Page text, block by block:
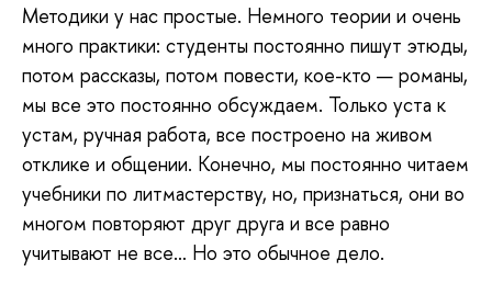
Методики у нас простые. Немного теории и очень
много практики: студенты постоянно пишут этюды,
потом рассказы, потом повести, кое-кто — романы,
мы все это постоянно обсуждаем. Только уста к
устам, ручная работа, все построено на живом
отклике и общении. Конечно, мы постоянно читаем
учебники по литмастерству, но, признаться, они во
многом повторяют друг друга и все равно
учитывают не все… Но это обычное дело.